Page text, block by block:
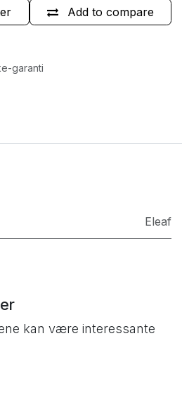
Add to compare
garanti
Eleaf
kan være interessante